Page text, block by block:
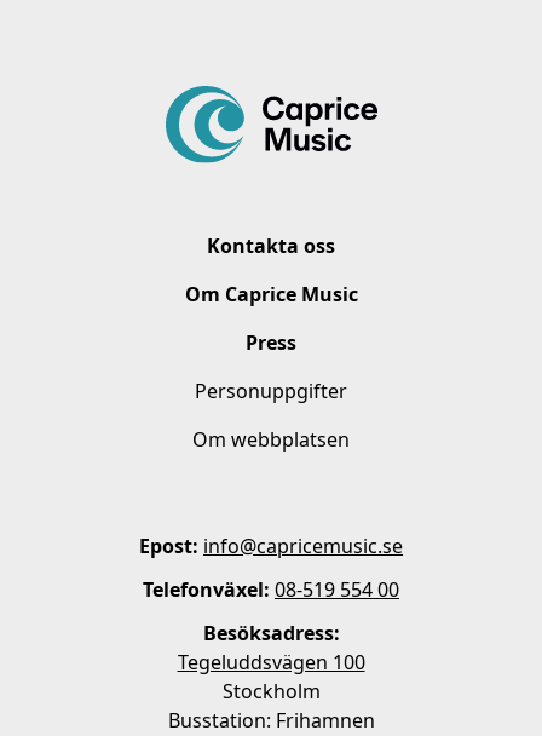
Kontakta oss
Om Caprice Music
Press
Personuppgifter
Om webbplatsen
Epost: info@capricemusic.se
Telefonväxel: 08-519 554 00
Besöksadress:
Tegeluddsvägen 100
Stockholm
Busstation: Frihamnen